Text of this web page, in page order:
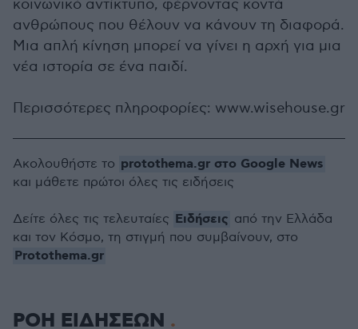
κοινωνικό αντίκτυπο, φέρνοντας κοντά
ανθρώπους που θέλουν να κάνουν τη διαφορά.
Μια απλή κίνηση μπορεί να γίνει η αρχή για μια
νέα ιστορία σε ένα παιδί.
Περισσότερες πληροφορίες: www.wisehouse.gr
Ακολουθήστε το protothema.gr στο Google News
και μάθετε πρώτοι όλες τις ειδήσεις
Δείτε όλες τις τελευταίες Ειδήσεις από την Ελλάδα
και τον Κόσμο, τη στιγμή που συμβαίνουν, στο
Protothema.gr
ΡΟΗ ΕΙΔΗΣΕΩΝ